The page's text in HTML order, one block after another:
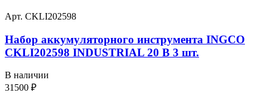
Арт. CKLI202598
Набор аккумуляторного инструмента INGCO
CKLI202598 INDUSTRIAL 20 В 3 шт.
В наличии
31500 ₽